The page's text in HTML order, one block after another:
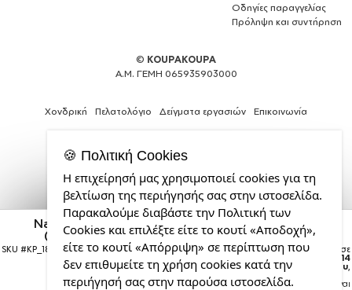
Naruto anime, Καπέλο Trucker με Δίχτυ, Μαύρο,
(ΒΑΜΒΑΚΕΡΟ, ΠΑΙΔΙΚΟ, UNISEX, ONE SIZE)
SKU #KP_18836_cap-kid-trucker-black Η παραγγελία σας θα παραδοθεί σε
courier έως την Παρασκευή 14
Αυγούστου,
Σημείωση:Η παράδοση στο courier είναι
Οδηγίες παραγγελίας
Πρόληψη και συντήρηση
© KOUPAKOUPA
Α.Μ. ΓΕΜΗ 065935903000
Χονδρική Πελατολόγιο Δείγματα εργασιών Επικοινωνία
Θέλεις
και
εσύ
μια
επαγγελματική
ιστοσελίδα;
από
την
🍪 Πολιτική Cookies
Η επιχείρησή μας χρησιμοποιεί cookies για τη
βελτίωση της περιήγησής σας στην ιστοσελίδα.
Παρακαλούμε διαβάστε την Πολιτική των
Cookies και επιλέξτε είτε το κουτί «Αποδοχή»,
είτε το κουτί «Απόρριψη» σε περίπτωση που
δεν επιθυμείτε τη χρήση cookies κατά την
περιήγησή σας στην παρούσα ιστοσελίδα.